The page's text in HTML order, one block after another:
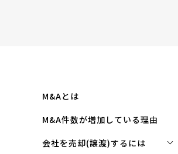
M&Aとは
M&A件数が増加している理由
会社を売却(譲渡)するには